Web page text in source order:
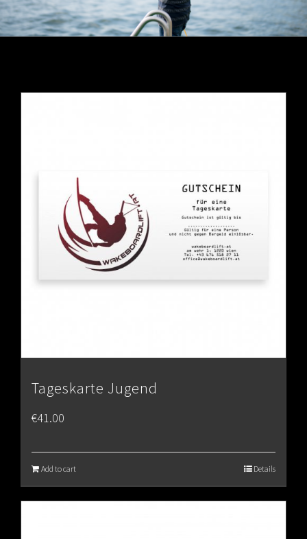
Tageskarte Jugend
€41.00
Add to cart Details